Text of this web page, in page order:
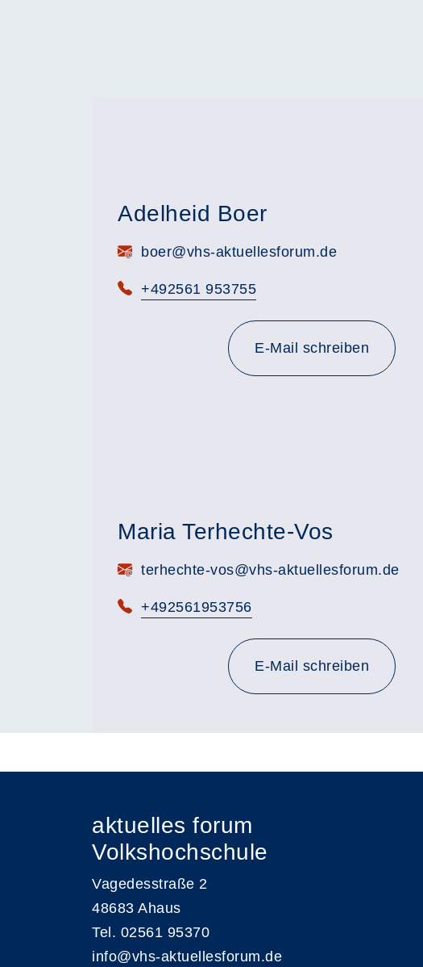
Adelheid Boer
E-Mail:boer@vhs-aktuellesforum.de
Telefon:
+492561 953755
E-Mail schreiben
Maria Terhechte-Vos
E-Mail:terhechte-vos@vhs-aktuellesforum.de
Telefon:
+492561953756
E-Mail schreiben
aktuelles forum
Volkshochschule
Vagedesstraße 2
48683 Ahaus
Tel. 02561 95370
info@vhs-aktuellesforum.de